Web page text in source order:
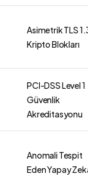
Asimetrik TLS
Kripto Blokları
PCI-DSS Level 1
Güvenlik
Akreditasyonu
Anomali Tespit
Eden Yapay